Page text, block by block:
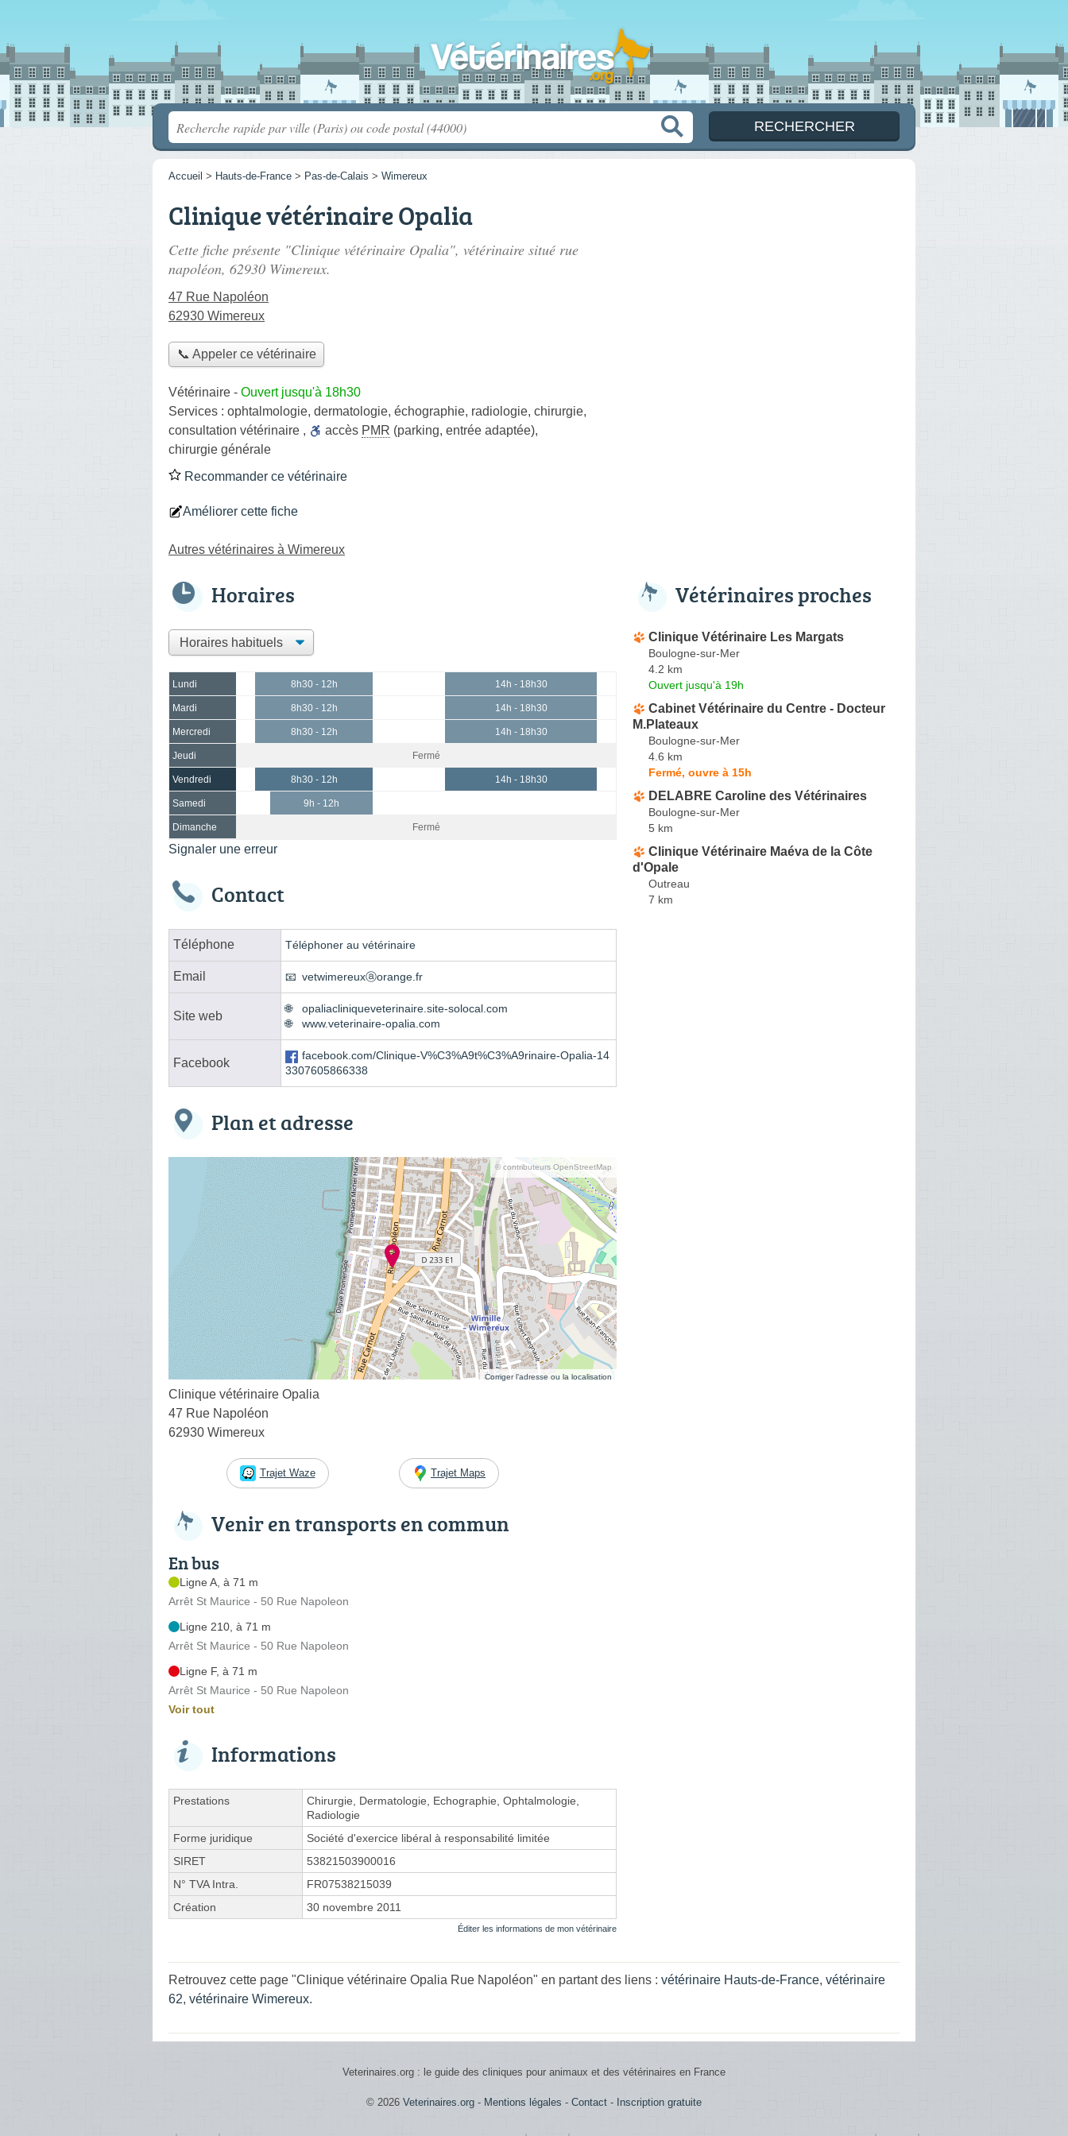
Accueil > Hauts-de-France > Pas-de-Calais > Wimereux
Clinique vétérinaire Opalia
Cette fiche présente "Clinique vétérinaire Opalia", vétérinaire situé rue
napoléon, 62930 Wimereux.
47 Rue Napoléon
62930 Wimereux
📞 Appeler ce vétérinaire
Vétérinaire - Ouvert jusqu'à 18h30
Services : ophtalmologie, dermatologie, échographie, radiologie, chirurgie,
consultation vétérinaire , accès PMR (parking, entrée adaptée),
chirurgie générale
Recommander ce vétérinaire
Améliorer cette fiche
Autres vétérinaires à Wimereux
Horaires
Lundi 8h30 - 12h 14h - 18h30
Mardi 8h30 - 12h 14h - 18h30
Mercredi 8h30 - 12h 14h - 18h30
Jeudi Fermé
Vendredi 8h30 - 12h 14h - 18h30
Samedi 9h - 12h
Dimanche Fermé
Signaler une erreur
Contact
Téléphone Téléphoner au vétérinaire
Email vetwimereuxⓐorange.fr
Site web
opaliacliniqueveterinaire.site-solocal.com
www.veterinaire-opalia.com
Facebook
facebook.com/Clinique-V%C3%A9t%C3%A9rinaire-Opalia-14
3307605866338
Plan et adresse
© contributeurs OpenStreetMap
Corriger l’adresse ou la localisation
Clinique vétérinaire Opalia
47 Rue Napoléon
62930 Wimereux
Trajet Waze Trajet Maps
Venir en transports en commun
En bus
Ligne A, à 71 m
Arrêt St Maurice - 50 Rue Napoleon
Ligne 210, à 71 m
Arrêt St Maurice - 50 Rue Napoleon
Ligne F, à 71 m
Arrêt St Maurice - 50 Rue Napoleon
Voir tout
Informations
Prestations
Chirurgie, Dermatologie, Echographie, Ophtalmologie,
Radiologie
Forme juridique
Société d'exercice libéral à responsabilité limitée
SIRET
53821503900016
N° TVA Intra.
FR07538215039
Création
30 novembre 2011
Éditer les informations de mon vétérinaire
Vétérinaires proches
Clinique Vétérinaire Les Margats
Boulogne-sur-Mer
4.2 km
Ouvert jusqu'à 19h
Cabinet Vétérinaire du Centre - Docteur
M.Plateaux
Boulogne-sur-Mer
4.6 km
Fermé, ouvre à 15h
DELABRE Caroline des Vétérinaires
Boulogne-sur-Mer
5 km
Clinique Vétérinaire Maéva de la Côte
d'Opale
Outreau
7 km
Retrouvez cette page "Clinique vétérinaire Opalia Rue Napoléon" en partant des liens : vétérinaire Hauts-de-France, vétérinaire
62, vétérinaire Wimereux.
Veterinaires.org : le guide des cliniques pour animaux et des vétérinaires en France
© 2026 Veterinaires.org - Mentions légales - Contact - Inscription gratuite